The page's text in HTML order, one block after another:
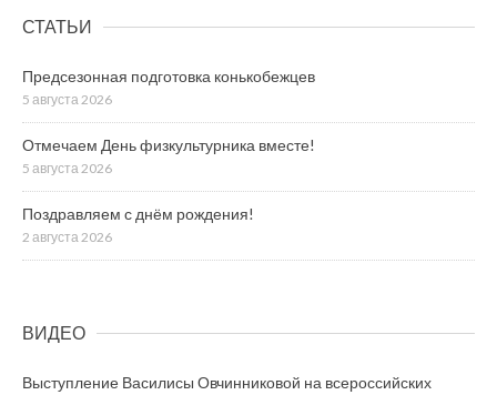
СТАТЬИ
Предсезонная подготовка конькобежцев
5 августа 2026
Отмечаем День физкультурника вместе!
5 августа 2026
Поздравляем с днём рождения!
2 августа 2026
ВИДЕО
Выступление Василисы Овчинниковой на всероссийских